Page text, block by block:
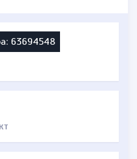
63694548